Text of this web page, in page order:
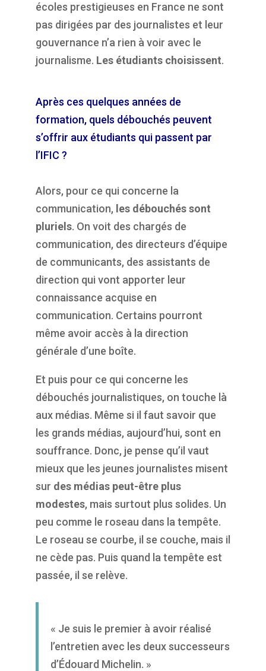
écoles prestigieuses en France ne sont
pas dirigées par des journalistes et leur
gouvernance n’a rien à voir avec le
journalisme. Les étudiants choisissent.
Après ces quelques années de
formation, quels débouchés peuvent
s’offrir aux étudiants qui passent par
l’IFIC ?
Alors, pour ce qui concerne la
communication, les débouchés sont
pluriels. On voit des chargés de
communication, des directeurs d’équipe
de communicants, des assistants de
direction qui vont apporter leur
connaissance acquise en
communication. Certains pourront
même avoir accès à la direction
générale d’une boîte.
Et puis pour ce qui concerne les
débouchés journalistiques, on touche là
aux médias. Même si il faut savoir que
les grands médias, aujourd’hui, sont en
souffrance. Donc, je pense qu’il vaut
mieux que les jeunes journalistes misent
sur des médias peut-être plus
modestes, mais surtout plus solides. Un
peu comme le roseau dans la tempête.
Le roseau se courbe, il se couche, mais il
ne cède pas. Puis quand la tempête est
passée, il se relève.
« Je suis le premier à avoir réalisé
l’entretien avec les deux successeurs
d’Édouard Michelin. »